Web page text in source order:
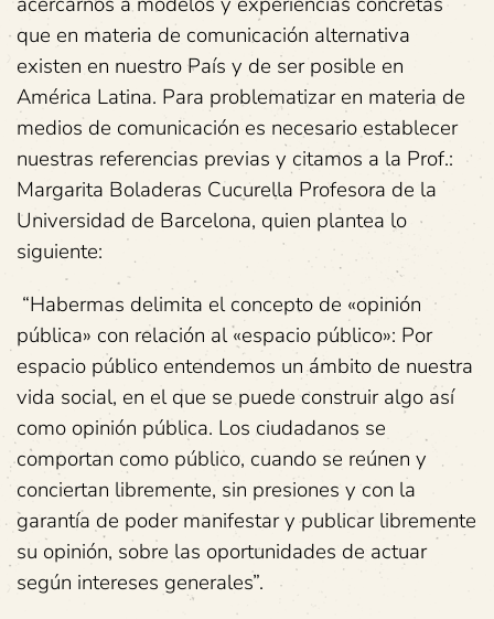
que en materia de comunicación alternativa
existen en nuestro País y de ser posible en
América Latina. Para problematizar en materia de
medios de comunicación es necesario establecer
nuestras referencias previas y citamos a la Prof.:
Margarita Boladeras Cucurella Profesora de la
Universidad de Barcelona, quien plantea lo
siguiente:
“Habermas delimita el concepto de «opinión
pública» con relación al «espacio público»: Por
espacio público entendemos un ámbito de nuestra
vida social, en el que se puede construir algo así
como opinión pública. Los ciudadanos se
comportan como público, cuando se reúnen y
conciertan libremente, sin presiones y con la
garantía de poder manifestar y publicar libremente
su opinión, sobre las oportunidades de actuar
según intereses generales”.